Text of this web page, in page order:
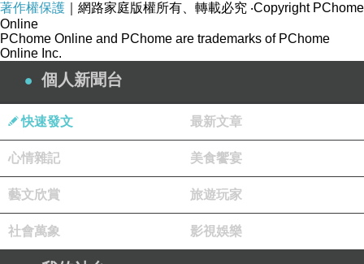
模型如何生成。佛法中的「見」之所以重要正是它能穿透
表層內容，看見條件關係。人能看見執著如何由匱乏感、
身份需求與恐懼失控構成。此洞察一旦出現，模型便不再
神秘或絕對，便變成一個可被理解、可被拆解、可被更新
的結構。
第三層自由來自不再用舊模型自動反應。這是因為心已經
理解某種反應的生成方式，因此無須完全服從它。以往一
個念頭升起，心會立即跟隨；洞察後，念頭仍可能升起，
但不再擁有同樣的支配力。以往一種情緒出現，心會立刻
把它變成行動；洞察後，情緒可以被容納而不必即時轉化
著作權保護 ｜網路家庭版權所有、轉載必究 ‧Copyright PChome
Online
PChome Online and PChome are trademarks of PChome
Online Inc.
個人新聞台
快速發文 最新文章
心情雜記 美食饗宴
藝文欣賞 旅遊玩家
社會萬象 影視娛樂